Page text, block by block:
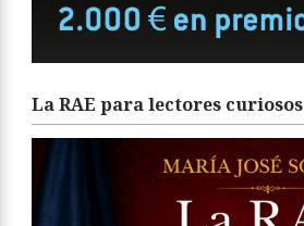
La RAE para lectores curiosos